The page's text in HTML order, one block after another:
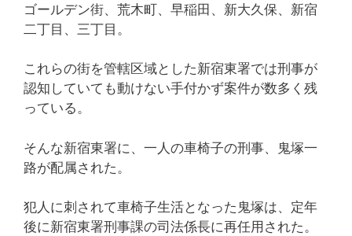
ゴールデン街、荒木町、早稲田、新大久保、新宿
二丁目、三丁目。
これらの街を管轄区域とした新宿東署では刑事が
認知していても動けない手付かず案件が数多く残
っている。
そんな新宿東署に、一人の車椅子の刑事、鬼塚一
路が配属された。
犯人に刺されて車椅子生活となった鬼塚は、定年
後に新宿東署刑事課の司法係長に再任用された。